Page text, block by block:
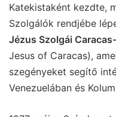
Katekistaként kezdte,
Szolgálók rendjébe
Jézus Szolgái
Jesus of Caracas),
szegényeket segítő
Venezuelában és